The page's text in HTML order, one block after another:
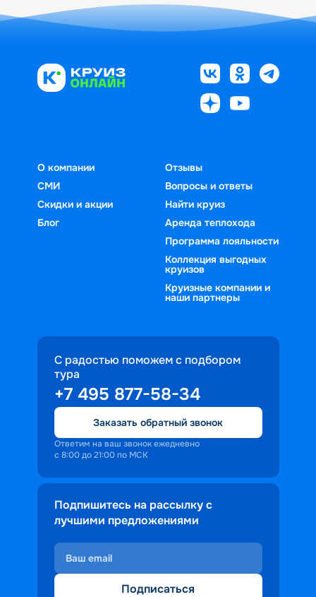
О компании
СМИ
Скидки и акции
Блог
Отзывы
Вопросы и ответы
Найти круиз
Аренда теплохода
Программа лояльности
Коллекция выгодных
круизов
Круизные компании и
наши партнеры
С радостью поможем с подбором
тура
+7 495 877-58-34
Заказать обратный звонок
Ответим на ваш звонок ежедневно
с 8:00 до 21:00 по МСК
Подпишитесь на рассылку с
лучшими предложениями
Подписаться